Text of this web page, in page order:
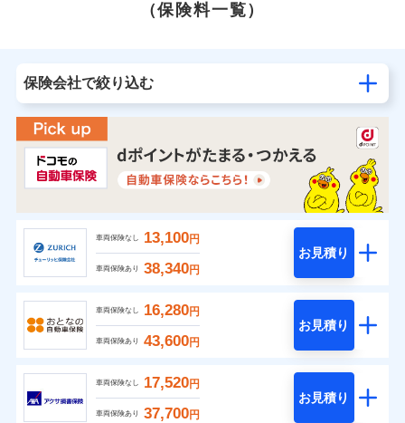
（保険料一覧）
保険会社で絞り込む
車両保険なし 13,100円
車両保険あり 38,340円
お見積り
車両保険なし 16,280円
車両保険あり 43,600円
お見積り
車両保険なし 17,520円
車両保険あり 37,700円
お見積り